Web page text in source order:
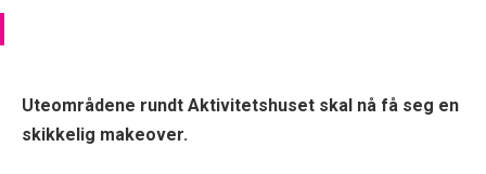
Uteområdene rundt Aktivitetshuset skal nå få seg en
skikkelig makeover.